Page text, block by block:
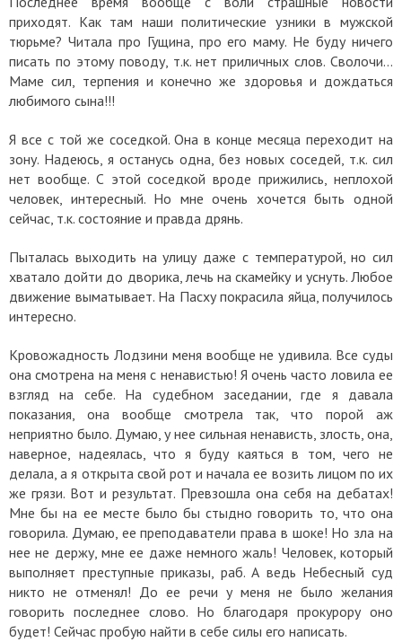
приходят. Как там наши политические узники в мужской
тюрьме? Читала про Гущина, про его маму. Не буду ничего
писать по этому поводу, т.к. нет приличных слов. Сволочи…
Маме сил, терпения и конечно же здоровья и дождаться
любимого сына!!!
Я все с той же соседкой. Она в конце месяца переходит на
зону. Надеюсь, я останусь одна, без новых соседей, т.к. сил
нет вообще. С этой соседкой вроде прижились, неплохой
человек, интересный. Но мне очень хочется быть одной
сейчас, т.к. состояние и правда дрянь.
Пыталась выходить на улицу даже с температурой, но сил
хватало дойти до дворика, лечь на скамейку и уснуть. Любое
движение выматывает. На Пасху покрасила яйца, получилось
интересно.
Кровожадность Лодзини меня вообще не удивила. Все суды
она смотрена на меня с ненавистью! Я очень часто ловила ее
взгляд на себе. На судебном заседании, где я давала
показания, она вообще смотрела так, что порой аж
неприятно было. Думаю, у нее сильная ненависть, злость, она,
наверное, надеялась, что я буду каяться в том, чего не
делала, а я открыта свой рот и начала ее возить лицом по их
же грязи. Вот и результат. Превзошла она себя на дебатах!
Мне бы на ее месте было бы стыдно говорить то, что она
говорила. Думаю, ее преподаватели права в шоке! Но зла на
нее не держу, мне ее даже немного жаль! Человек, который
выполняет преступные приказы, раб. А ведь Небесный суд
никто не отменял! До ее речи у меня не было желания
говорить последнее слово. Но благодаря прокурору оно
будет! Сейчас пробую найти в себе силы его написать.